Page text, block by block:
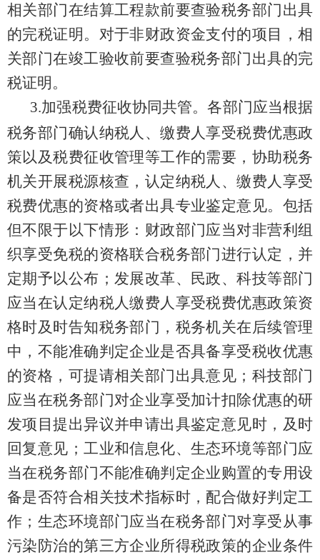
相关部门在结算工程款前要查验税务部门出具
的完税证明。对于非财政资金支付的项目，相
关部门在竣工验收前要查验税务部门出具的完
税证明。
3.加强税费征收协同共管。各部门应当根据
税务部门确认纳税人、缴费人享受税费优惠政
策以及税费征收管理等工作的需要，协助税务
机关开展税源核查，认定纳税人、缴费人享受
税费优惠的资格或者出具专业鉴定意见。包括
但不限于以下情形：财政部门应当对非营利组
织享受免税的资格联合税务部门进行认定，并
定期予以公布；发展改革、民政、科技等部门
应当在认定纳税人缴费人享受税费优惠政策资
格时及时告知税务部门，税务机关在后续管理
中，不能准确判定企业是否具备享受税收优惠
的资格，可提请相关部门出具意见；科技部门
应当在税务部门对企业享受加计扣除优惠的研
发项目提出异议并申请出具鉴定意见时，及时
回复意见；工业和信息化、生态环境等部门应
当在税务部门不能准确判定企业购置的专用设
备是否符合相关技术指标时，配合做好判定工
作；生态环境部门应当在税务部门对享受从事
污染防治的第三方企业所得税政策的企业条件